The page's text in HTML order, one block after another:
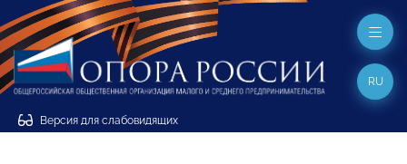
Версия для слабовидящих
RU